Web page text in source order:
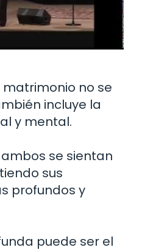
no se
incluye la
y mental.
se sientan
sus
profundos y
puede ser el